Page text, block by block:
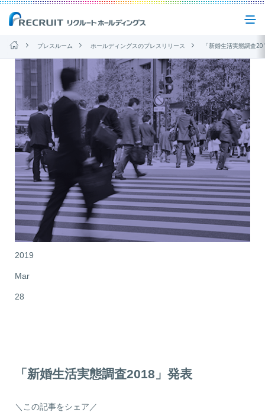
企業情報
事業紹介
サステナビリティ
IR(投資家情報)
ニュース
お問い合わせ
プレスルーム ホールディングスのプレスリリース 「新婚生活実態調査2018」発表
2019
Mar
28
「新婚生活実態調査2018」発表
＼この記事をシェア／